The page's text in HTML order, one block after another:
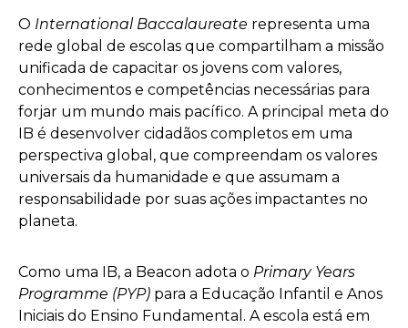
O International Baccalaureate representa uma
rede global de escolas que compartilham a missão
unificada de capacitar os jovens com valores,
conhecimentos e competências necessárias para
forjar um mundo mais pacífico. A principal meta do
IB é desenvolver cidadãos completos em uma
perspectiva global, que compreendam os valores
universais da humanidade e que assumam a
responsabilidade por suas ações impactantes no
planeta.
Como uma IB, a Beacon adota o Primary Years
Programme (PYP) para a Educação Infantil e Anos
Iniciais do Ensino Fundamental. A escola está em